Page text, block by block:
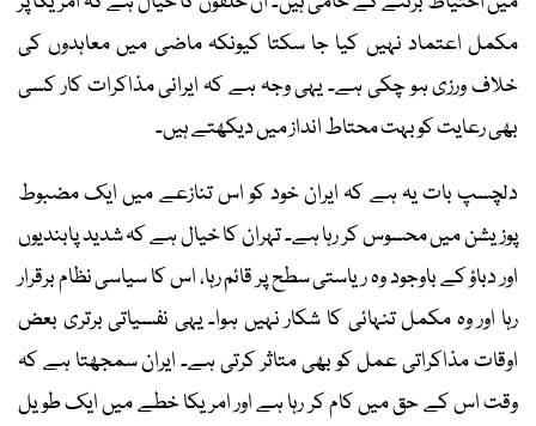
مکمل اعتماد نہیں کیا جا سکتا کیونکہ ماضی میں معاہدوں کی
خلاف ورزی ہو چکی ہے۔ یہی وجہ ہے کہ ایرانی مذاکرات کار کسی
بھی رعایت کو بہت محتاط انداز میں دیکھتے ہیں۔
دلچسپ بات یہ ہے کہ ایران خود کو اس تنازعے میں ایک مضبوط
پوزیشن میں محسوس کر رہا ہے۔ تہران کا خیال ہے کہ شدید پابندیوں
اور دباؤ کے باوجود وہ ریاستی سطح پر قائم رہا، اس کا سیاسی نظام برقرار
رہا اور وہ مکمل تنہائی کا شکار نہیں ہوا۔ یہی نفسیاتی برتری بعض
اوقات مذاکراتی عمل کو بھی متاثر کرتی ہے۔ ایران سمجھتا ہے کہ
وقت اس کے حق میں کام کر رہا ہے اور امریکا خطے میں ایک طویل